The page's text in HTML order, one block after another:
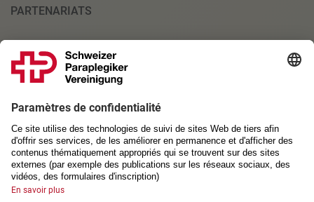
PARTENARIATS